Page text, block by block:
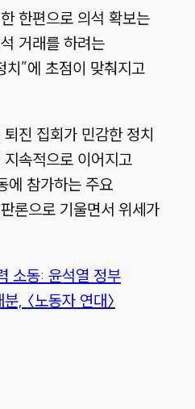
한편으로 의석 확보는
거래를 하려는
치”에 초점이 맞춰지고
진 집회가 민감한 정치
속적으로 이어지고
에 참가하는 주요
론으로 기울면서 위세가
소동: 윤석열 정부
, 〈노동자 연대〉